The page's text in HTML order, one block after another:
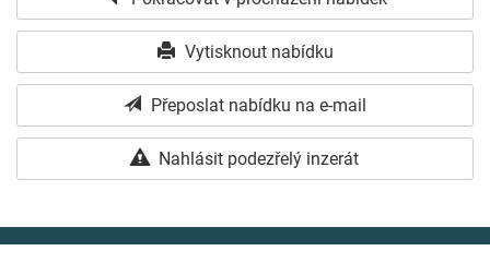
Vytisknout nabídku
Přeposlat nabídku na e-mail
Nahlásit podezřelý inzerát